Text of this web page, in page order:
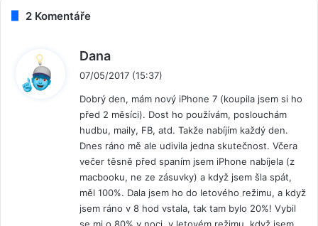
2 Komentáře
Dana
s
a
:
07/05/2017 (15:37)
Dobrý den, mám nový iPhone 7 (koupila jsem si ho
před 2 měsíci). Dost ho používám, poslouchám
hudbu, maily, FB, atd. Takže nabíjím každý den.
Dnes ráno mě ale udivila jedna skutečnost. Včera
večer těsně před spaním jsem iPhone nabíjela (z
macbooku, ne ze zásuvky) a když jsem šla spát,
měl 100%. Dala jsem ho do letového režimu, a když
jsem ráno v 8 hod vstala, tak tam bylo 20%! Vybil